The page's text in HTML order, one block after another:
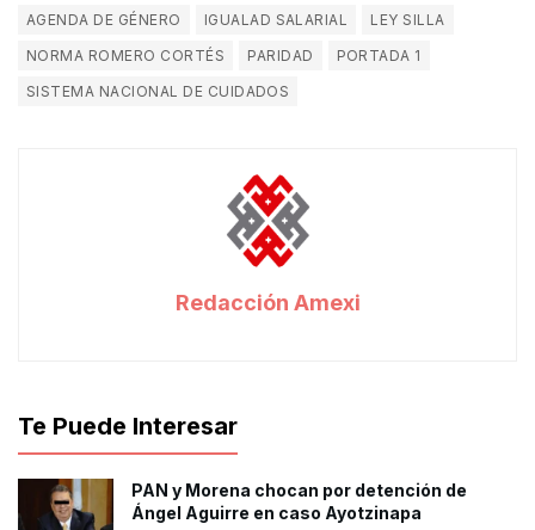
AGENDA DE GÉNERO
IGUALAD SALARIAL
LEY SILLA
NORMA ROMERO CORTÉS
PARIDAD
PORTADA 1
SISTEMA NACIONAL DE CUIDADOS
Redacción Amexi
Te Puede Interesar
PAN y Morena chocan por detención de
Ángel Aguirre en caso Ayotzinapa